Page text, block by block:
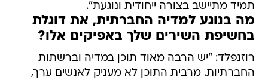
תמיד מתיישב בצורה ייחודית ונוגעת".
מה בנוגע למדיה החברתית, את דוגלת
בחשיפת השירים שלך באפיקים אלו?
רוזנפלד: "יש הרבה מאוד תוכן במדיה וברשתות
החברתיות. מרבית התוכן לא מעניק לאנשים ערך,